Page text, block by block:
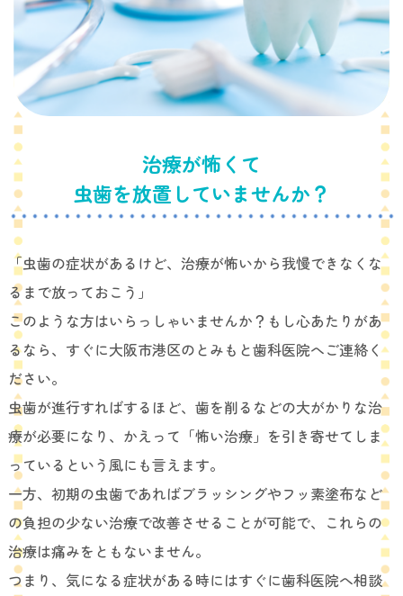
治療が怖くて
虫歯を放置していませんか？
「虫歯の症状があるけど、治療が怖いから我慢できなくな
るまで放っておこう」
このような方はいらっしゃいませんか？もし心あたりがあ
るなら、すぐに大阪市港区のとみもと歯科医院へご連絡く
ださい。
虫歯が進行すればするほど、歯を削るなどの大がかりな治
療が必要になり、かえって「怖い治療」を引き寄せてしま
っているという風にも言えます。
一方、初期の虫歯であればブラッシングやフッ素塗布など
の負担の少ない治療で改善させることが可能で、これらの
治療は痛みをともないません。
つまり、気になる症状がある時にはすぐに歯科医院へ相談